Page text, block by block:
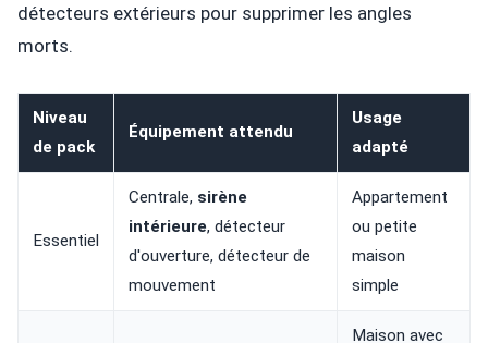
détecteurs extérieurs pour supprimer les angles
morts.
Niveau
de pack
Équipement attendu
Usage
adapté
Essentiel
Centrale, sirène
intérieure, détecteur
d'ouverture, détecteur de
mouvement
Appartement
ou petite
maison
simple
Maison avec